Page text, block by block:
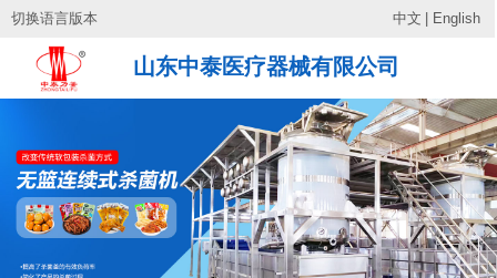
切换语言版本 中文 English
山东中泰医疗器械有限公司